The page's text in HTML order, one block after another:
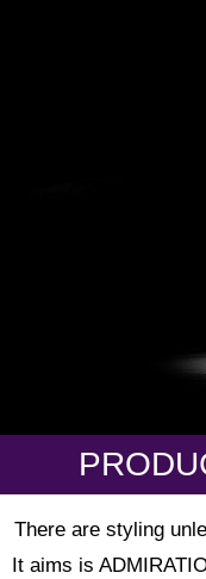
There are styling
It aims is